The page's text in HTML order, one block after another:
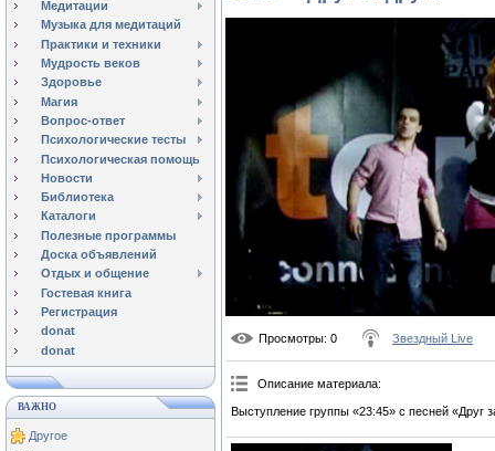
Медитации
Музыка для медитаций
Практики и техники
Мудрость веков
Здоровье
Магия
Вопрос-ответ
Психологические тесты
Психологическая помощь
Новости
Библиотека
Каталоги
Полезные программы
Доска объявлений
Отдых и общение
Гостевая книга
Регистрация
donat
donat
ВАЖНО
Другое
Просмотры: 0 Звездный Live
Описание материала:
Выступление группы «23:45» с песней «Друг